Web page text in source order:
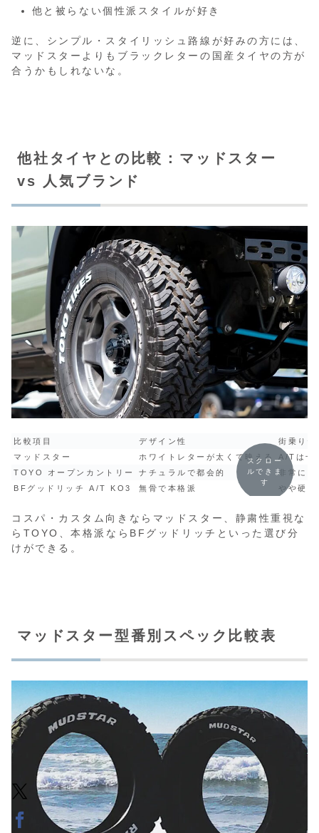
他と被らない個性派スタイルが好き
逆に、シンプル・スタイリッシュ路線が好みの方には、
マッドスターよりもブラックレターの国産タイヤの方が
合うかもしれないな。
他社タイヤとの比較：マッドスター
vs 人気ブランド
比較項目 デザイン性
街乗り性
マッドスター
ホワイトレターが太くて映える
A/Tは十
TOYO オープンカントリー
ナチュラルで都会的
非常に
BFグッドリッチ A/T KO3
無骨で本格派 やや硬
スクロー
ルできま
す
コスパ・カスタム向きならマッドスター、静粛性重視な
らTOYO、本格派ならBFグッドリッチといった選び分
けができる。
マッドスター型番別スペック比較表